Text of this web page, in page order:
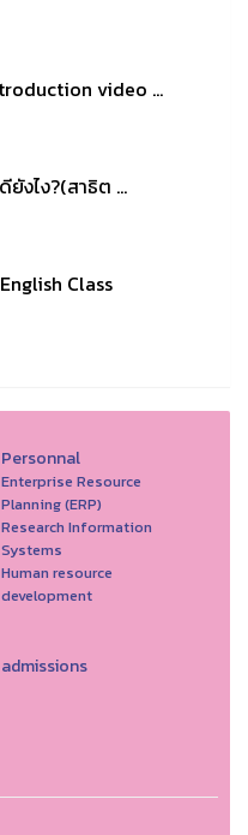
video ...
ยังไง?(สาธิต ...
Class
Personnal
Enterprise Resource
Planning (ERP)
Research Information
Systems
Human resource
development
admissions